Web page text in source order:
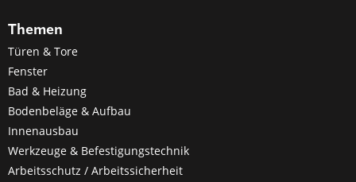
Themen
Türen & Tore
Fenster
Bad & Heizung
Bodenbeläge & Aufbau
Innenausbau
Werkzeuge & Befestigungstechnik
Arbeitsschutz / Arbeitssicherheit